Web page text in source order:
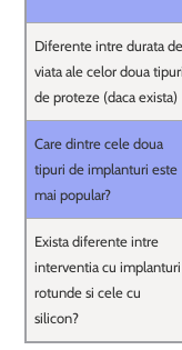
Diferente intre durata de
viata ale celor doua tipuri
de proteze (daca exista)
Care dintre cele doua
tipuri de implanturi este
mai popular?
Exista diferente intre
interventia cu implanturi
rotunde si cele cu
silicon?